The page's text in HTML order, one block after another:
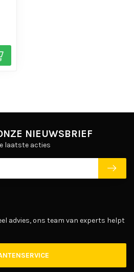
advies, ons team van experts helpt
NIEUWSBRIEF
laatste acties